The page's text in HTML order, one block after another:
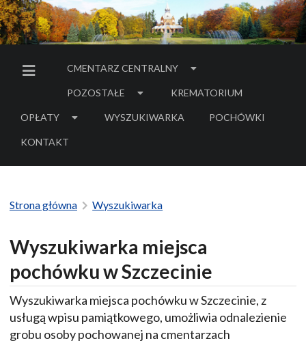
MENU BOCZNE
CMENTARZ CENTRALNY
POZOSTAŁE KREMATORIUM
OPŁATY WYSZUKIWARKA POCHÓWKI
- LINK DO SERWISU
KONTAKT
Strona główna Wyszukiwarka
Wyszukiwarka miejsca
pochówku w Szczecinie
Wyszukiwarka miejsca pochówku w Szczecinie, z
usługą wpisu pamiątkowego, umożliwia odnalezienie
grobu osoby pochowanej na cmentarzach